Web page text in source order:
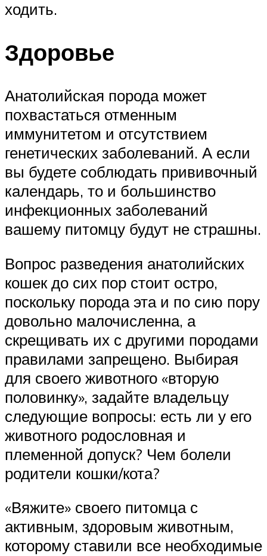
ходить.
Здоровье
Анатолийская порода может
похвастаться отменным
иммунитетом и отсутствием
генетических заболеваний. А если
вы будете соблюдать прививочный
календарь, то и большинство
инфекционных заболеваний
вашему питомцу будут не страшны.
Вопрос разведения анатолийских
кошек до сих пор стоит остро,
поскольку порода эта и по сию пору
довольно малочисленна, а
скрещивать их с другими породами
правилами запрещено. Выбирая
для своего животного «вторую
половинку», задайте владельцу
следующие вопросы: есть ли у его
животного родословная и
племенной допуск? Чем болели
родители кошки/кота?
«Вяжите» своего питомца с
активным, здоровым животным,
которому ставили все необходимые